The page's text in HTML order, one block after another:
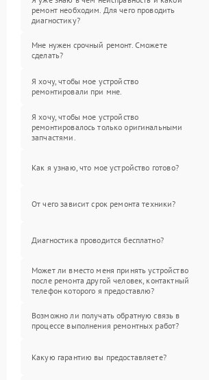
ремонт необходим. Для чего проводить
диагностику?
Мне нужен срочный ремонт. Сможете
сделать?
Я хочу, чтобы мое устройство
ремонтировали при мне.
Я хочу, чтобы мое устройство
ремонтировалось только оригинальными
запчастями.
Как я узнаю, что мое устройство готово?
От чего зависит срок ремонта техники?
Диагностика проводится бесплатно?
Может ли вместо меня принять устройство
после ремонта другой человек, контактный
телефон которого я предоставлю?
Возможно ли получать обратную связь в
процессе выполнения ремонтных работ?
Какую гарантию вы предоставляете?